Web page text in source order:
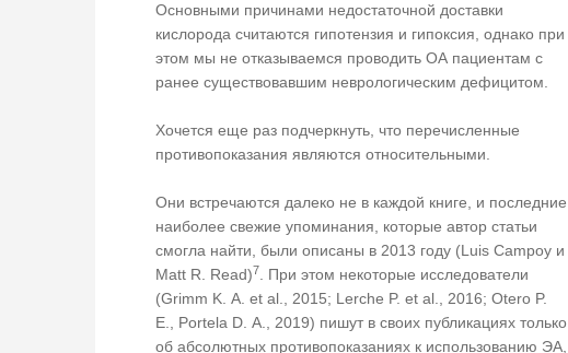
Основными причинами недостаточной доставки
кислорода считаются гипотензия и гипоксия, однако при
этом мы не отказываемся проводить ОА пациентам с
ранее существовавшим неврологическим дефицитом.
Хочется еще раз подчеркнуть, что перечисленные
противопоказания являются относительными.
Они встречаются далеко не в каждой книге, и последние
наиболее свежие упоминания, которые автор статьи
смогла найти, были описаны в 2013 году (Luis Campoy и
Matt R. Read)7
. При этом некоторые исследователи
(Grimm K. A. et al., 2015; Lerche P. et al., 2016; Otero P.
E., Portela D. A., 2019) пишут в своих публикациях только
об абсолютных противопоказаниях к использованию ЭА,